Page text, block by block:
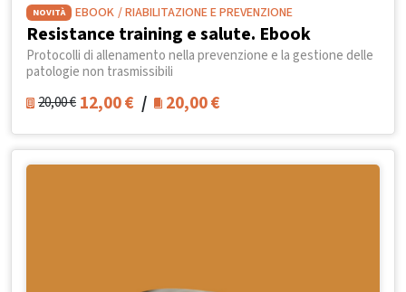
NOVITÀ EBOOK / RIABILITAZIONE E PREVENZIONE
Resistance training e salute. Ebook
Protocolli di allenamento nella prevenzione e la gestione delle
patologie non trasmissibili
20,00€ 12,00€ / 20,00€